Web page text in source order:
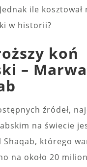
ile kosztował
w historii?
koń
–
źródeł,
na świecie
Shaqab, którego
na około 20